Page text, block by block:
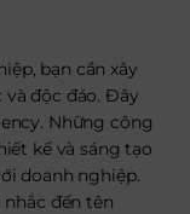
bạn cần xây
và độc đáo. Đây
Những công
kế và sáng tạo
doanh nghiệp.
nhắc đến tên